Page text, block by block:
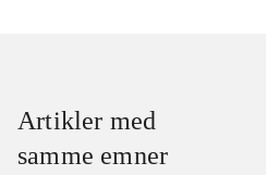
Artikler med
samme emner